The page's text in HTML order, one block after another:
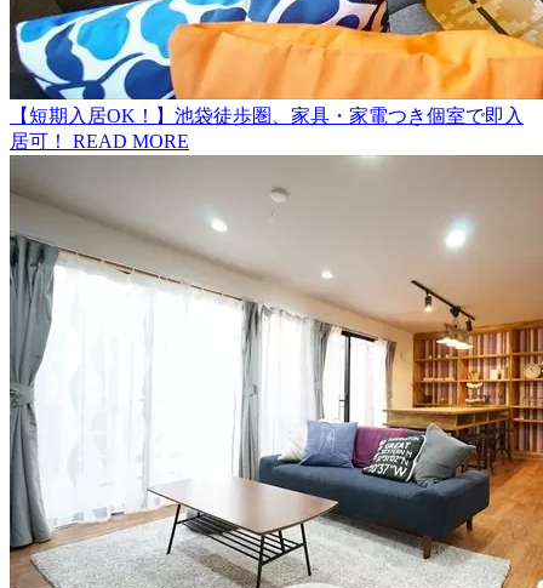
【短期入居OK！】池袋徒歩圏、家具・家電つき個室で即入
居可！
READ MORE